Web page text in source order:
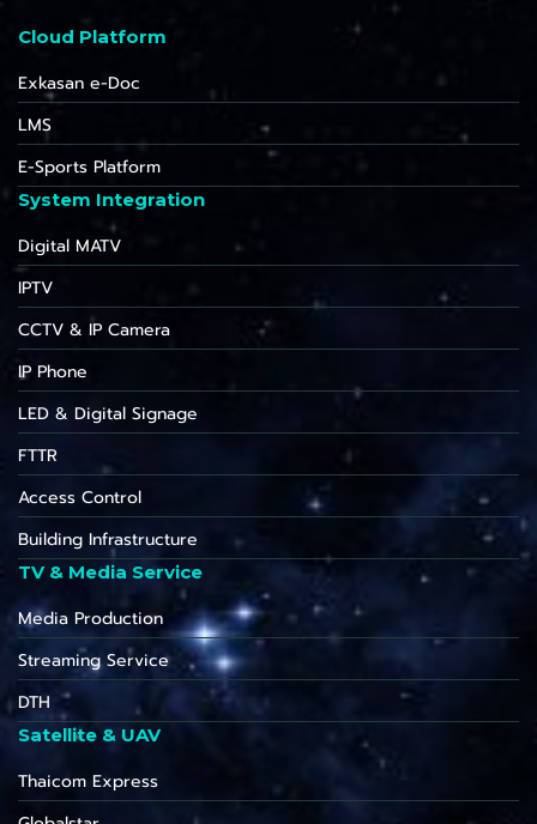
Cloud Platform
Exkasan e-Doc
LMS
E-Sports Platform
System Integration
Digital MATV
IPTV
CCTV & IP Camera
IP Phone
LED & Digital Signage
FTTR
Access Control
Building Infrastructure
TV & Media Service
Media Production
Streaming Service
DTH
Satellite & UAV
Thaicom Express